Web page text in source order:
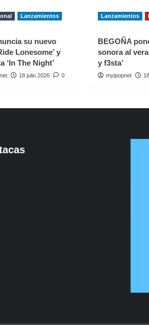
Lanzamientos
su nuevo
Lonesome’ y
‘In The Night’
18 julio 2026 0
Lanzamientos
BEGOÑA
sonora al
y f3sta’
myipopnet